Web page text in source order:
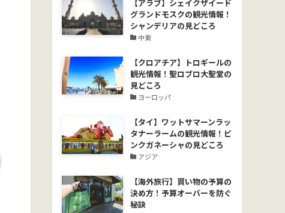
【アラブ】シェイクザイード
グランドモスクの観光情報！
シャンデリアの見どころ
中東
【クロアチア】トロギールの
観光情報！聖ロブロ大聖堂の
見どころ
ヨーロッパ
【タイ】ワットサマーンラッ
タナーラームの観光情報！ピ
ンクガネーシャの見どころ
アジア
【海外旅行】買い物の予算の
決め方！予算オーバーを防ぐ
秘訣